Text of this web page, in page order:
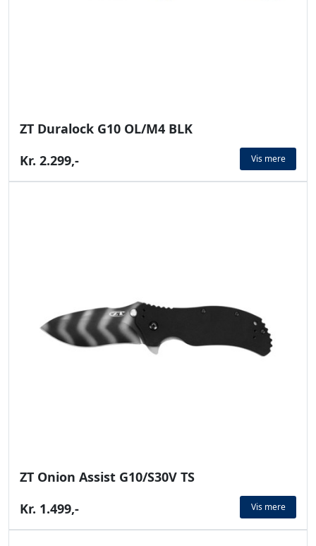
ZT Duralock G10 OL/M4 BLK
Kr. 2.299,-
Vis mere
ZT Onion Assist G10/S30V TS
Kr. 1.499,-
Vis mere